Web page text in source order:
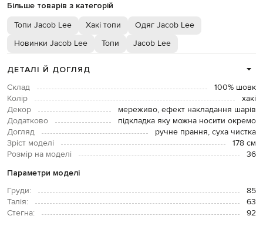
Більше товарів з категорій
Топи Jacob Lee Хакі топи
Одяг Jacob Lee
Новинки Jacob Lee
Топи Jacob Lee
ДЕТАЛІ Й ДОГЛЯД
Склад
100% шовк
Колір
хакі
Декор
мереживо, ефект накладання шарів
Додатково
підкладка яку можна носити окремо
Догляд
ручне прання, суха чистка
Зріст моделі
178 см
Розмір на моделі
36
Параметри моделі
Груди:
85
Талія:
63
Стегна:
92